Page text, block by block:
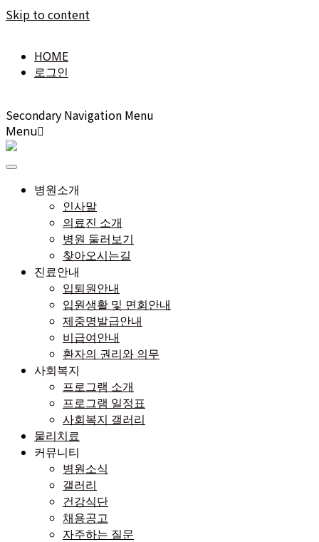
Skip to content
HOME
로그인
Secondary Navigation Menu
Menu
병원소개
인사말
의료진 소개
병원 둘러보기
찾아오시는길
진료안내
입퇴원안내
입원생활 및 면회안내
제중명발급안내
비급여안내
환자의 권리와 의무
사회복지
프로그램 소개
프로그램 일정표
사회복지 갤러리
물리치료
커뮤니티
병원소식
갤러리
건강식단
채용공고
자주하는 질문